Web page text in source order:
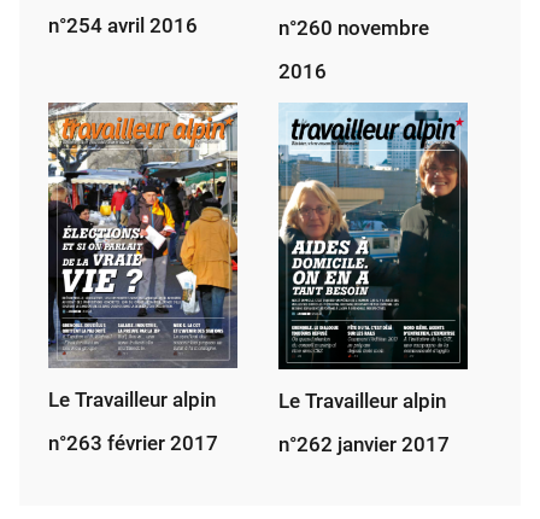
n°254 avril 2016
n°260 novembre
2016
Le Travailleur alpin
n°263 février 2017
Le Travailleur alpin
n°262 janvier 2017